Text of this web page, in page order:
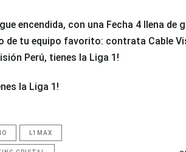
encendida, con una Fecha 4 llena de
de tu equipo favorito: contrata Cable
Perú, tienes la Liga 1!
la Liga 1!
L1MAX